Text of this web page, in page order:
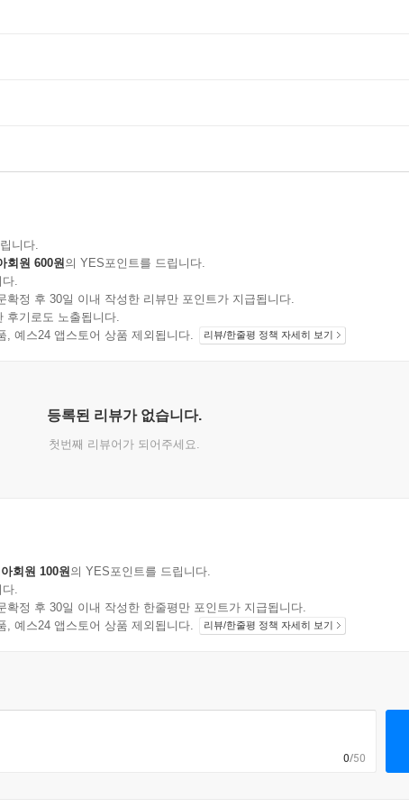
니다.
회원 600원의 YES포인트를 드립니다.
.
정 후 30일 이내 작성한 리뷰만 포인트가 지급됩니다.
후기로도 노출됩니다.
, 예스24 앱스토어 상품 제외됩니다.
리뷰/한줄평 정책 자세히 보기
등록된 리뷰가 없습니다.
첫번째 리뷰어가 되어주세요.
회원 100원의 YES포인트를 드립니다.
.
정 후 30일 이내 작성한 한줄평만 포인트가 지급됩니다.
, 예스24 앱스토어 상품 제외됩니다.
리뷰/한줄평 정책 자세히 보기
0/50